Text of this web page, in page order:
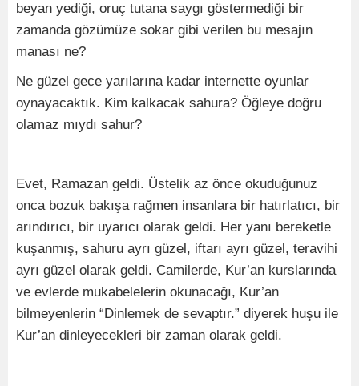
beyan yediği, oruç tutana saygı göstermediği bir
zamanda gözümüze sokar gibi verilen bu mesajın
manası ne?
Ne güzel gece yarılarına kadar internette oyunlar
oynayacaktık. Kim kalkacak sahura? Öğleye doğru
olamaz mıydı sahur?
Evet, Ramazan geldi. Üstelik az önce okuduğunuz
onca bozuk bakışa rağmen insanlara bir hatırlatıcı, bir
arındırıcı, bir uyarıcı olarak geldi. Her yanı bereketle
kuşanmış, sahuru ayrı güzel, iftarı ayrı güzel, teravihi
ayrı güzel olarak geldi. Camilerde, Kur’an kurslarında
ve evlerde mukabelelerin okunacağı, Kur’an
bilmeyenlerin “Dinlemek de sevaptır.” diyerek huşu ile
Kur’an dinleyecekleri bir zaman olarak geldi.